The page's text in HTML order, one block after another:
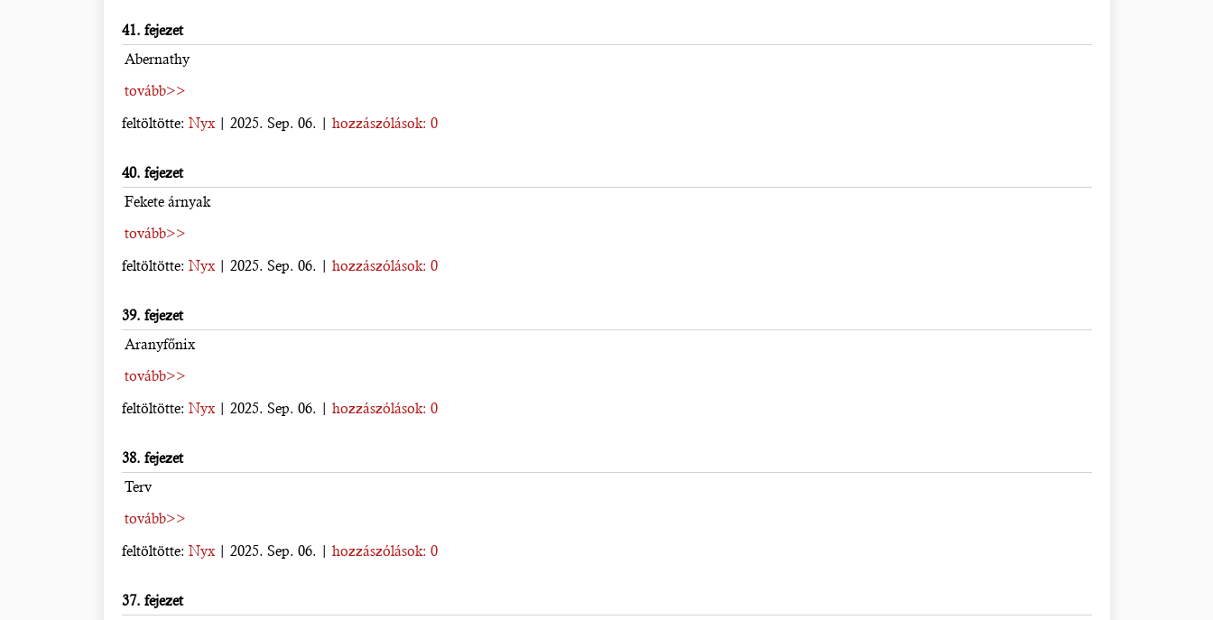
41. fejezet
Abernathy
tovább>>
feltöltötte: Nyx| 2025. Sep. 06. | hozzászólások: 0
40. fejezet
Fekete árnyak
tovább>>
feltöltötte: Nyx| 2025. Sep. 06. | hozzászólások: 0
39. fejezet
Aranyfőnix
tovább>>
feltöltötte: Nyx| 2025. Sep. 06. | hozzászólások: 0
38. fejezet
Terv
tovább>>
feltöltötte: Nyx| 2025. Sep. 06. | hozzászólások: 0
37. fejezet